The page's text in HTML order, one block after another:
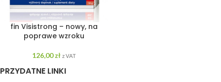
fin Visistrong – nowy, na
poprawe wzroku
126,00zł z VAT
PRZYDATNE LINKI